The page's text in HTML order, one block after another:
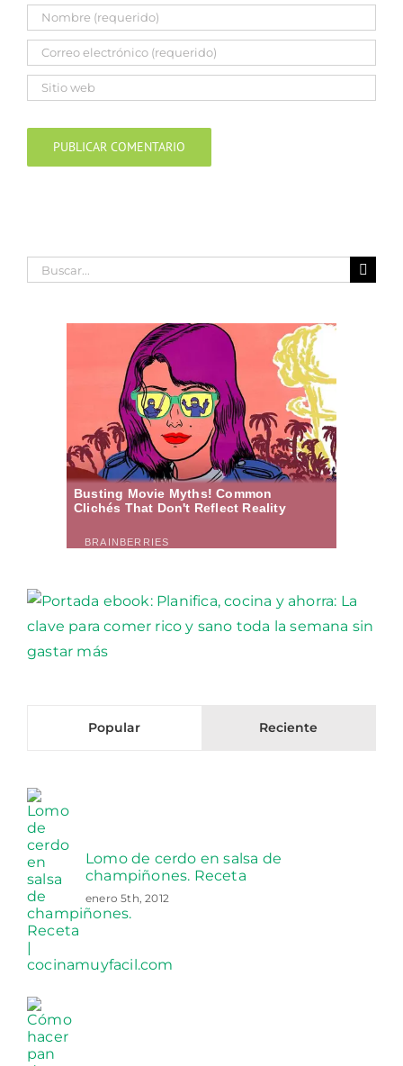
Buscar:
Popular Reciente
Lomo de cerdo en salsa de
champiñones. Receta
enero 5th, 2012